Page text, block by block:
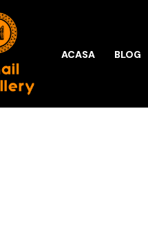
ACASA BLOG